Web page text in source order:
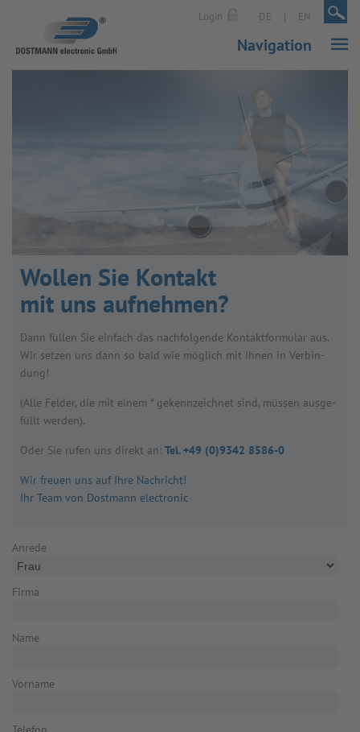
Login DE | EN |
Navigation
Wol­len Sie Kon­takt
mit uns auf­neh­men?
Dann fül­len Sie ein­fach das nach­fol­gende Kon­takt­for­mu­lar aus.
Wir set­zen uns dann so bald wie mög­lich mit Ihnen in Ver­bin­
dung!
(Alle Fel­der, die mit einem * gekenn­zeich­net sind, müs­sen aus­ge­
füllt wer­den).
Oder Sie rufen uns direkt an: Tel. +49 (0)9342 8586-0
Wir freuen uns auf Ihre Nachricht!
Ihr Team von Dostmann electronic
Anrede
Firma
Name
Vorname